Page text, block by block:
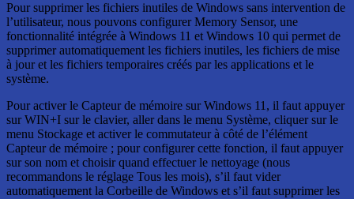
Pour supprimer les fichiers inutiles de Windows sans intervention de
l’utilisateur, nous pouvons configurer Memory Sensor, une
fonctionnalité intégrée à Windows 11 et Windows 10 qui permet de
supprimer automatiquement les fichiers inutiles, les fichiers de mise
à jour et les fichiers temporaires créés par les applications et le
système.
Pour activer le Capteur de mémoire sur Windows 11, il faut appuyer
sur WIN+I sur le clavier, aller dans le menu Système, cliquer sur le
menu Stockage et activer le commutateur à côté de l’élément
Capteur de mémoire ; pour configurer cette fonction, il faut appuyer
sur son nom et choisir quand effectuer le nettoyage (nous
recommandons le réglage Tous les mois), s’il faut vider
automatiquement la Corbeille de Windows et s’il faut supprimer les